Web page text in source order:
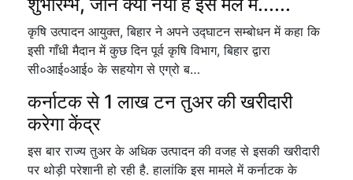
कृषि उत्पादन आयुक्त, बिहार ने अपने उद्घाटन सम्बोधन में कहा कि
इसी गाँधी मैदान में कुछ दिन पूर्व कृषि विभाग, बिहार द्वारा
सी०आई०आई० के सहयोग से एग्रो ब…
कर्नाटक से 1 लाख टन तुअर की खरीदारी
करेगा केंद्र
इस बार राज्य तुअर के अधिक उत्पादन की वजह से इसकी खरीदारी
पर थोड़ी परेशानी हो रही है. हालांकि इस मामले में कर्नाटक के